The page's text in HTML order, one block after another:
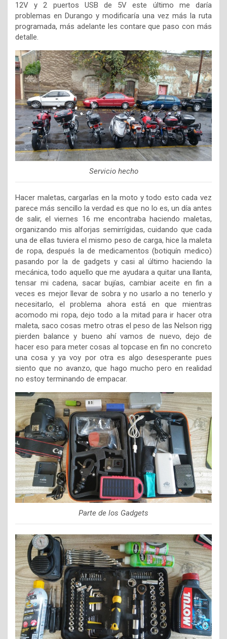
12V y 2 puertos USB de 5V este último me daría
problemas en Durango y modificaría una vez más la ruta
programada, más adelante les contare que paso con más
detalle.
Servicio hecho
Hacer maletas, cargarlas en la moto y todo esto cada vez
parece más sencillo la verdad es que no lo es, un día antes
de salir, el viernes 16 me encontraba haciendo maletas,
organizando mis alforjas semirrígidas, cuidando que cada
una de ellas tuviera el mismo peso de carga, hice la maleta
de ropa, después la de medicamentos (botiquín medico)
pasando por la de gadgets y casi al último haciendo la
mecánica, todo aquello que me ayudara a quitar una llanta,
tensar mi cadena, sacar bujías, cambiar aceite en fin a
veces es mejor llevar de sobra y no usarlo a no tenerlo y
necesitarlo, el problema ahora está en que mientras
acomodo mi ropa, dejo todo a la mitad para ir hacer otra
maleta, saco cosas metro otras el peso de las Nelson rigg
pierden balance y bueno ahí vamos de nuevo, dejo de
hacer eso para meter cosas al topcase en fin no concreto
una cosa y ya voy por otra es algo desesperante pues
siento que no avanzo, que hago mucho pero en realidad
no estoy terminando de empacar.
Parte de los Gadgets